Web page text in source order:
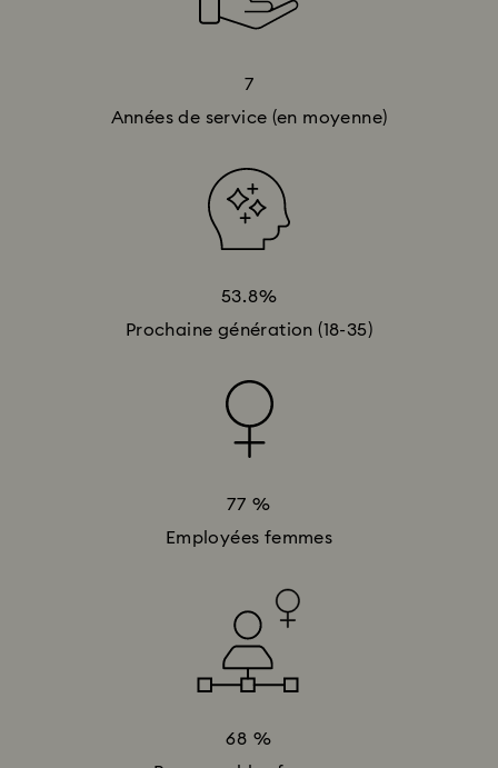
7
Années de service (en moyenne)
53.8%
Prochaine génération (18-35)
77 %
Employées femmes
68 %